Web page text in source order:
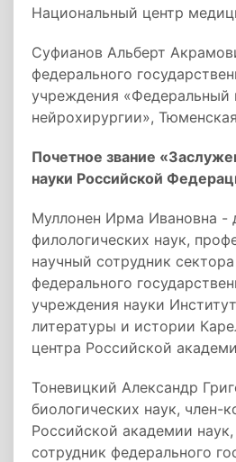
Национальный центр
Суфианов Альберт
федерального
учреждения «Федеральный
нейрохирургии»,
Почетное звание
науки Российской
Муллонен Ирма Ивановна -
филологических наук,
научный сотрудник
федерального
учреждения науки
литературы и истории
центра Российской
Тоневицкий Александр
биологических наук, член-
Российской академии
сотрудник федерального